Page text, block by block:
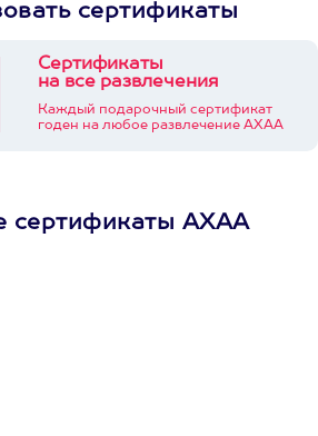
сертификаты
Сертификаты
на все развлечения
Каждый подарочный сертификат
годен на любое развлечение АХАА
сертификаты АХАА